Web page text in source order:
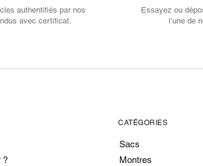
authentifiés par nos
avec certificat.
Essayez ou
l’une de
?
CATÉGORIES
Sacs
Montres